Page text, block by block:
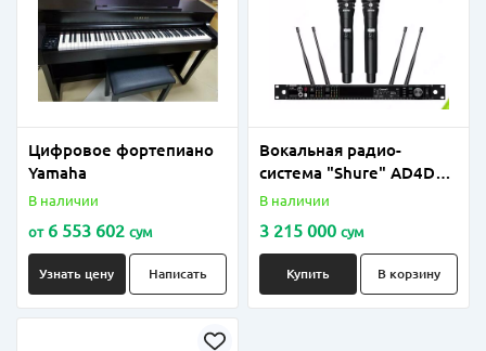
Цифровое фортепиано
Yamaha
В наличии
от6 553 602 сум
Узнать цену Написать
Вокальная радио-
система "Shure" AD4D
(2-х канальный
В наличии
3 215 000 сум
Купить В корзину